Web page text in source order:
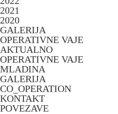
2021
2020
GALERIJA
OPERATIVNE VAJE
AKTUALNO
OPERATIVNE VAJE
MLADINA
GALERIJA
CO_OPERATION
KONTAKT
POVEZAVE